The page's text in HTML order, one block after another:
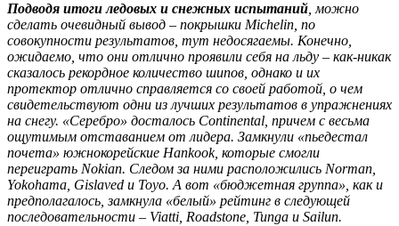
Подводя итоги ледовых и снежных испытаний , можно
сделать очевидный вывод – покрышки Michelin, по
совокупности результатов, тут недосягаемы. Конечно,
ожидаемо, что они отлично проявили себя на льду – как-никак
сказалось рекордное количество шипов, однако и их
протектор отлично справляется со своей работой, о чем
свидетельствуют одни из лучших результатов в упражнениях
на снегу. «Серебро» досталось Continental, причем с весьма
ощутимым отставанием от лидера. Замкнули «пьедестал
почета» южнокорейские Hankook, которые смогли
переиграть Nokian. Следом за ними расположились Norman,
Yokohama, Gislaved и Toyo. А вот «бюджетная группа», как и
предполагалось, замкнула «белый» рейтинг в следующей
последовательности – Viatti, Roadstone, Tunga и Sailun.